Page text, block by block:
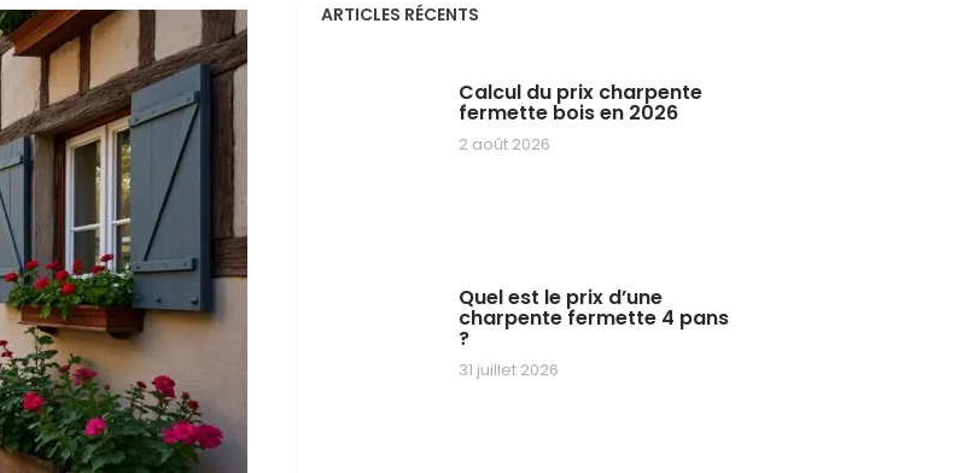
ARTICLES RÉCENTS
Calcul du prix charpente
fermette bois en 2026
2 août 2026
Quel est le prix d’une
charpente fermette 4 pans
?
31 juillet 2026